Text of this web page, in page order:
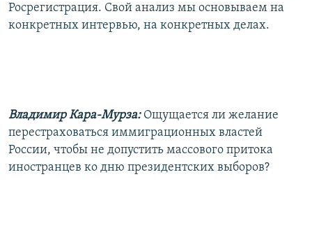
Росрегистрация. Свой анализ мы основываем на
конкретных интервью, на конкретных делах.
Владимир Кара-Мурза: Ощущается ли желание
перестраховаться иммиграционных властей
России, чтобы не допустить массового притока
иностранцев ко дню президентских выборов?